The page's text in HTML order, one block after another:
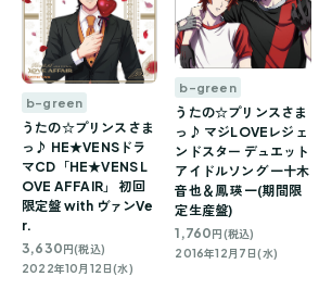
b-green
うたの☆プリンスさま
っ♪ HE★VENSドラ
マCD「HE★VENS L
OVE AFFAIR」 初回
限定盤 with ヴァンVe
r.
3,630円(税込)
2022年10月12日(水)
b-green
うたの☆プリンスさま
っ♪ マジLOVEレジェ
ンドスター デュエット
アイドルソング 一十木
音也＆鳳 瑛一(期間限
定生産盤)
1,760円(税込)
2016年12月7日(水)